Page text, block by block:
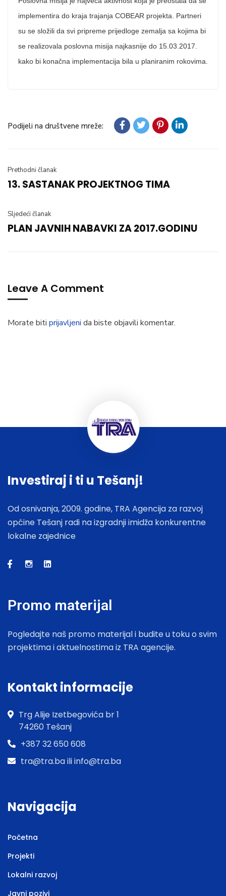
implementira do kraja trajanja COBEAR projekta. Partneri
su se složili da svi pripreme prijedloge zemalja sa kojima bi
se realizovala poslovna misija najkasnije do 15.03.2017.
kako bi konačna implementacija bila u planiranim rokovima.
Podijeli na društvene mreže:
Prethodni članak
13. SASTANAK PROJEKTNOG TIMA
Sljedeći članak
PLAN JAVNIH NABAVKI ZA 2017.GODINU
Leave A Comment
Morate biti prijavljeni da biste objavili komentar.
Investiraj i ti u Tešanj!
Od osnivanja, 2009. godine, TRA Agencija za razvoj
općine Tešanj radi na izgradnji imidža konkurentne
lokalne zajednice
Promo materijal
Pogledajte naš promo materijal i budite u toku o svim
projektima i aktuelnostima iz TRA agencije.
Kontakt informacije
Trg Alije Izetbegovića br 1
74260 Tešanj
+387 32 650 608
tra@tra.ba ili info@tra.ba
Navigacija
Početna
Projekti
Lokalni razvoj
Javni pozivi